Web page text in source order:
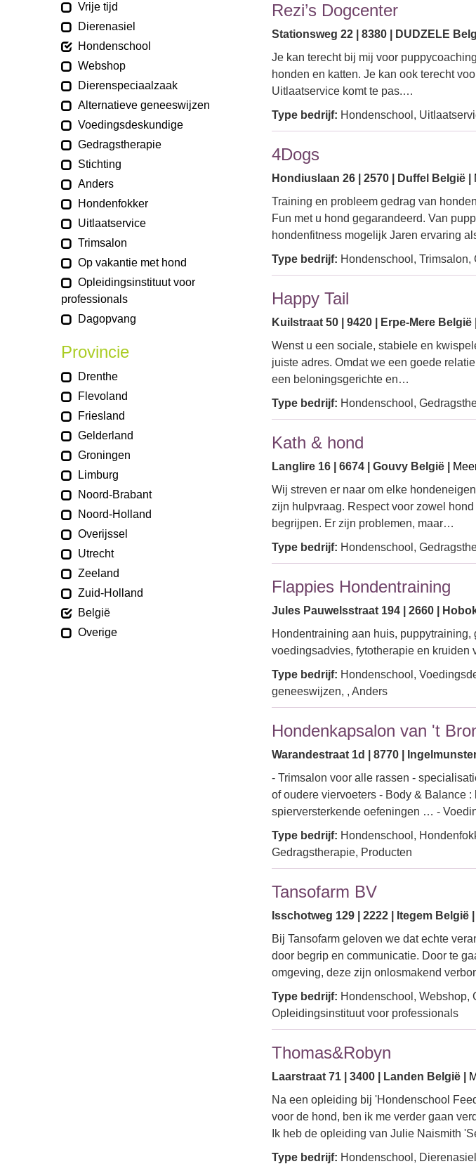
Vrije tijd
Dierenasiel
Hondenschool
Webshop
Dierenspeciaalzaak
Alternatieve geneeswijzen
Voedingsdeskundige
Gedragstherapie
Stichting
Anders
Hondenfokker
Uitlaatservice
Trimsalon
Op vakantie met hond
Opleidingsinstituut voor
professionals
Dagopvang
Provincie
Drenthe
Flevoland
Friesland
Gelderland
Groningen
Limburg
Noord-Brabant
Noord-Holland
Overijssel
Utrecht
Zeeland
Zuid-Holland
België
Overige
Rezi’s Dogcenter
Stationsweg 22 | 8380 | DUDZELE
Je kan terecht bij mij voor
honden en katten. Je kan ook terecht
Uitlaatservice komt te pas.…
Type bedrijf: Hondenschool,
4Dogs
Hondiuslaan 26 | 2570 | Duffel België |
Training en probleem gedrag van
Fun met u hond gegarandeerd. Van
hondenfitness mogelijk Jaren ervaring
Type bedrijf: Hondenschool, Trimsalon,
Happy Tail
Kuilstraat 50 | 9420 | Erpe-Mere België |
Wenst u een sociale, stabiele en
juiste adres. Omdat we een goede
een beloningsgerichte en…
Type bedrijf: Hondenschool,
Kath & hond
Langlire 16 | 6674 | Gouvy België |
Wij streven er naar om elke
zijn hulpvraag. Respect voor zowel
begrijpen. Er zijn problemen, maar…
Type bedrijf: Hondenschool,
Flappies Hondentraining
Jules Pauwelsstraat 194 | 2660 |
Hondentraining aan huis,
voedingsadvies, fytotherapie en kruiden
Type bedrijf: Hondenschool,
geneeswijzen, , Anders
Hondenkapsalon van 't
Warandestraat 1d | 8770 |
- Trimsalon voor alle rassen -
of oudere viervoeters - Body & Balance
spierversterkende oefeningen … -
Type bedrijf: Hondenschool,
Gedragstherapie, Producten
Tansofarm BV
Isschotweg 129 | 2222 | Itegem België |
Bij Tansofarm geloven we dat echte
door begrip en communicatie. Door te
omgeving, deze zijn onlosmakend
Type bedrijf: Hondenschool, Webshop,
Opleidingsinstituut voor professionals
Thomas&Robyn
Laarstraat 71 | 3400 | Landen België |
Na een opleiding bij 'Hondenschool
voor de hond, ben ik me verder gaan
Ik heb de opleiding van Julie Naismith
Type bedrijf: Hondenschool,